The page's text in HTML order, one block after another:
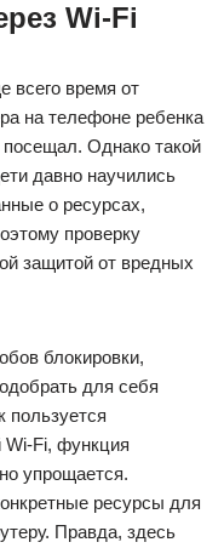
Wi-Fi
всего время от
на телефоне ребенка
посещал. Однако такой
давно научились
о ресурсах,
проверку
защитой от вредных
блокировки,
для себя
пользуется
Wi-Fi, функция
упрощается.
ресурсы для
Правда, здесь